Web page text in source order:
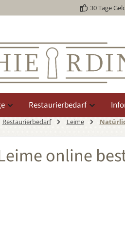
30 Tage
Restaurierbedarf
Restaurierbedarf Leime
online